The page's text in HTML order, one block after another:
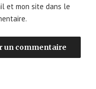
et mon site dans le